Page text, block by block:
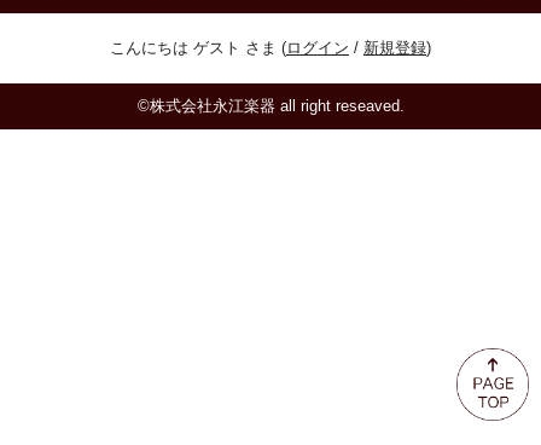
こんにちは ゲスト さま (ログイン / 新規登録)
©株式会社永江楽器 all right reseaved.
楽器スタンド
お手入れ用品・パーツ